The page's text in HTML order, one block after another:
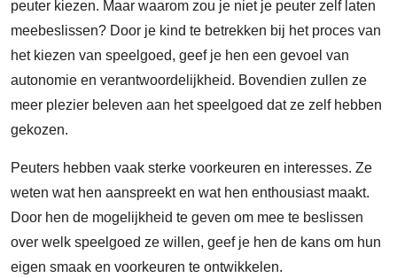
peuter kiezen. Maar waarom zou je niet je peuter zelf laten
meebeslissen? Door je kind te betrekken bij het proces van
het kiezen van speelgoed, geef je hen een gevoel van
autonomie en verantwoordelijkheid. Bovendien zullen ze
meer plezier beleven aan het speelgoed dat ze zelf hebben
gekozen.
Peuters hebben vaak sterke voorkeuren en interesses. Ze
weten wat hen aanspreekt en wat hen enthousiast maakt.
Door hen de mogelijkheid te geven om mee te beslissen
over welk speelgoed ze willen, geef je hen de kans om hun
eigen smaak en voorkeuren te ontwikkelen.